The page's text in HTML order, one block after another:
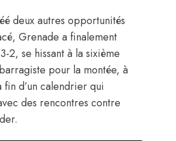
deux autres opportunités
Grenade a finalement
2, se hissant à la sixième
pour la montée, à
d’un calendrier qui
des rencontres contre